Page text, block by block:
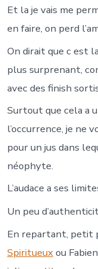
Et la je vais me
en faire, on perd
On dirait que c est
plus surprenant,
avec des finish
Surtout que cela a
l’occurrence, je ne
pour un jus dans
néophyte.
L’audace a ses
Un peu
En repartant, petit
Spiritueuxou